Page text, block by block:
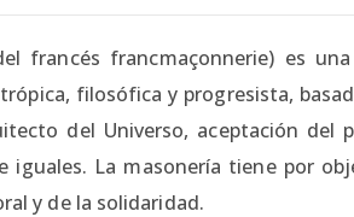
francés francmaçonnerie) es
filosófica y progresista,
del Universo, aceptación del
iguales. La masonería tiene por
y de la solidaridad.